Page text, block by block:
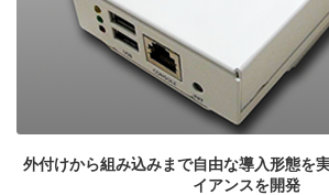
外付けから組み込みまで自由な導入形態を
イアンスを開発